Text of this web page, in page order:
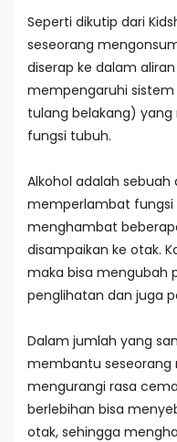
Seperti dikutip dari
seseorang
diserap ke dalam
mempengaruhi
tulang belakang)
fungsi tubuh.
Alkohol adalah
memperlambat fungsi
menghambat
disampaikan ke otak.
maka bisa mengubah
penglihatan dan juga
Dalam jumlah yang
membantu seseorang
mengurangi rasa
berlebihan bisa
otak, sehingga